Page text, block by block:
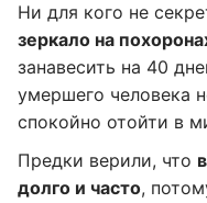
Ни для кого не
зеркало на
занавесить на 40
умершего человека
спокойно отойти в
Предки верили, что
долго и часто,